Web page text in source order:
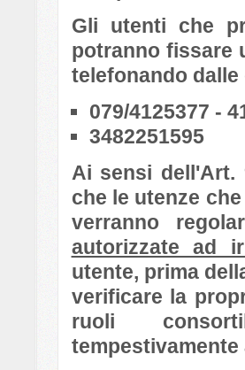
Gli utenti che
potranno fissare
telefonando dalle
079/4125377 -
3482251595
Ai sensi dell'Art.
che le utenze
verranno
autorizzate ad
utente, prima
verificare la
ruoli